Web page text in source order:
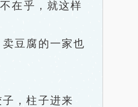
在乎，就这样
豆腐的一家也
，柱子进来